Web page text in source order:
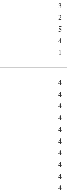
3
2
5
4
1
4
4
4
4
4
4
4
4
4
4